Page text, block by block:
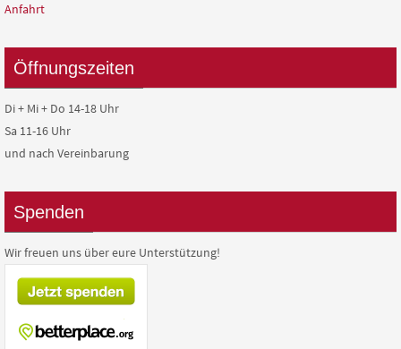
Anfahrt
Öffnungszeiten
Di + Mi + Do 14-18 Uhr
Sa 11-16 Uhr
und nach Vereinbarung
Spenden
Wir freuen uns über eure Unterstützung!